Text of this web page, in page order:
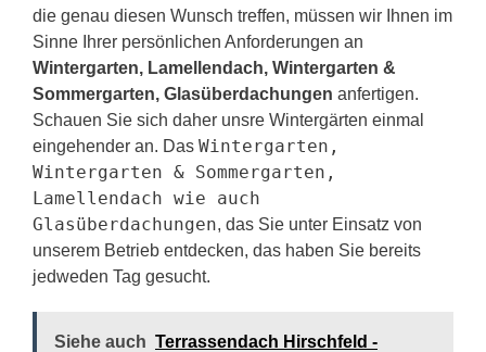
die genau diesen Wunsch treffen, müssen wir Ihnen im
Sinne Ihrer persönlichen Anforderungen an
Wintergarten, Lamellendach, Wintergarten &
Sommergarten, Glasüberdachungen anfertigen.
Schauen Sie sich daher unsre Wintergärten einmal
eingehender an. Das Wintergarten,
Wintergarten & Sommergarten,
Lamellendach wie auch
Glasüberdachungen, das Sie unter Einsatz von
unserem Betrieb entdecken, das haben Sie bereits
jedweden Tag gesucht.
Siehe auch Terrassendach Hirschfeld -